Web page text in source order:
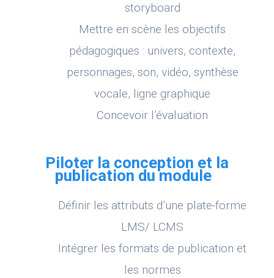
storyboard
Mettre en scène les objectifs
pédagogiques : univers, contexte,
personnages, son, vidéo, synthèse
vocale, ligne graphique
Concevoir l’évaluation
Piloter la conception et la
publication du module
Définir les attributs d’une plate-forme
LMS/ LCMS
Intégrer les formats de publication et
les normes